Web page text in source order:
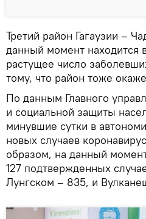
Третий район Гагаузии –
данный момент находится
растущее число
тому, что район тоже
По данным Главного
и социальной защиты
минувшие сутки в
новых случаев
образом, на данный
127 подтвержденных
Лунгском – 835, и